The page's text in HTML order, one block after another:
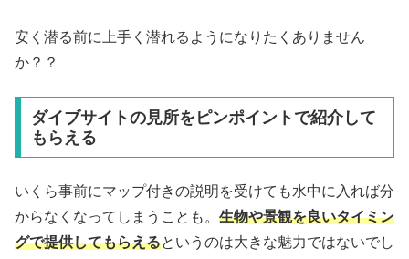
安く潜る前に上手く潜れるようになりたくありません
か？？
ダイブサイトの見所をピンポイントで紹介して
もらえる
いくら事前にマップ付きの説明を受けても水中に入れば分
からなくなってしまうことも。 生物や景観を良いタイミン
グで提供してもらえるというのは大きな魅力ではないでし